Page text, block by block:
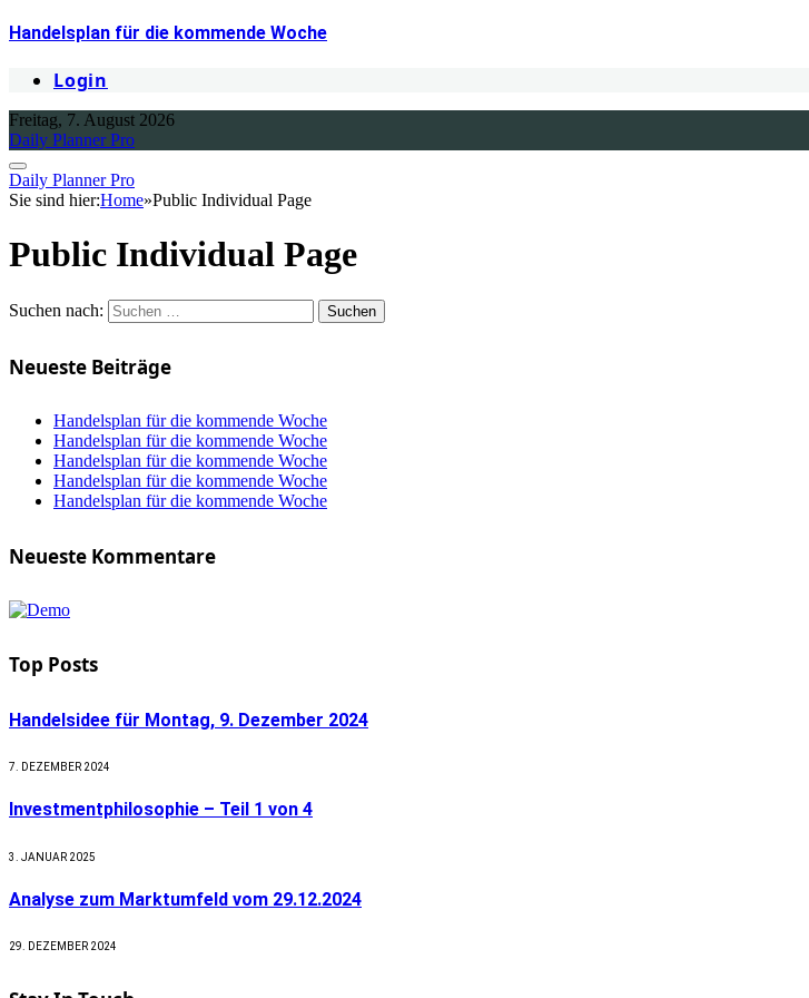
Handelsplan für die kommende Woche
Login
Freitag, 7. August 2026
Daily Planner Pro
Daily Planner Pro
Sie sind hier:Home»Public Individual Page
Public Individual Page
Suchen nach:
Neueste Beiträge
Handelsplan für die kommende Woche
Handelsplan für die kommende Woche
Handelsplan für die kommende Woche
Handelsplan für die kommende Woche
Handelsplan für die kommende Woche
Neueste Kommentare
Top Posts
Handelsidee für Montag, 9. Dezember 2024
7. DEZEMBER 2024
Investmentphilosophie – Teil 1 von 4
3. JANUAR 2025
Analyse zum Marktumfeld vom 29.12.2024
29. DEZEMBER 2024